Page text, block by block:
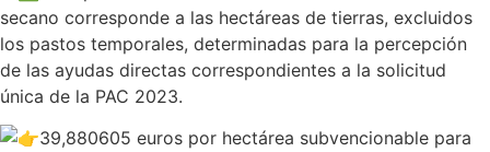
secano corresponde a las hectáreas de tierras, excluidos
los pastos temporales, determinadas para la percepción
de las ayudas directas correspondientes a la solicitud
única de la PAC 2023.
39,880605 euros por hectárea subvencionable para